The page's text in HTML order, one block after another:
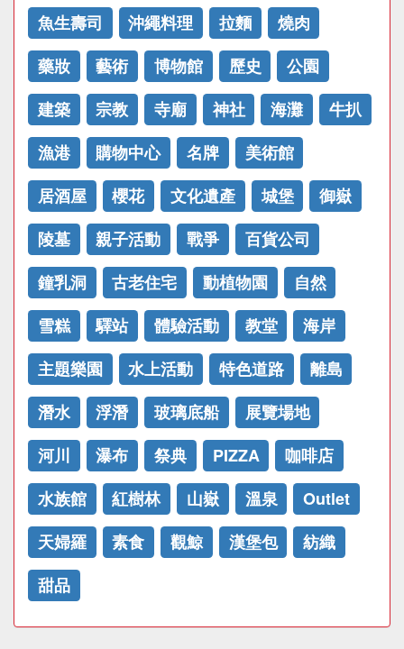
魚生壽司
沖繩料理 拉麵
燒肉
藥妝
藝術 博物館 歷史
公園
建築
宗教 寺廟 神社 海灘
牛扒
漁港
購物中心 名牌
美術館
居酒屋
櫻花 文化遺產 城堡
御嶽
陵墓
親子活動 戰爭
百貨公司
鐘乳洞
古老住宅 動植物園
自然
雪糕
驛站 體驗活動 教堂
海岸
主題樂園
水上活動 特色道路
離島
潛水
浮潛 玻璃底船
展覽場地
河川
瀑布 祭典 PIZZA
咖啡店
水族館
紅樹林 山嶽 溫泉
Outlet
天婦羅
素食 觀鯨 漢堡包
紡織
甜品